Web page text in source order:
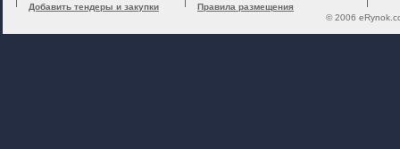
Добавить тендеры и закупки
Правила размещения
© 2006